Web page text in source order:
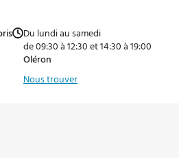
Du lundi au samedi
de 09:30 à 12:30 et 14:30 à 19:00
Oléron
Nous trouver